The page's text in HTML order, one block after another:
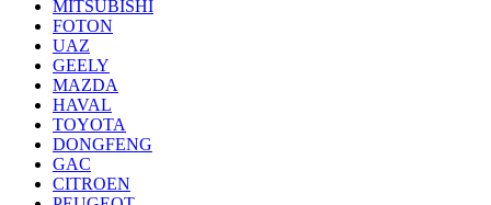
MITSUBISHI
FOTON
UAZ
GEELY
MAZDA
HAVAL
TOYOTA
DONGFENG
GAC
CITROEN